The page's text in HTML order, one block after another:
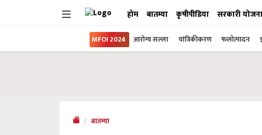
होम बातम्या कृषीपीडिया सरकारी
MFOI 2024 आरोग्य सल्ला यांत्रिकीकरण फलोत्पादन
बातम्या